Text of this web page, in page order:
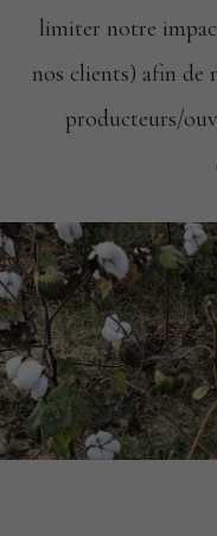
limiter notre
nos clients) afin de
producteurs/